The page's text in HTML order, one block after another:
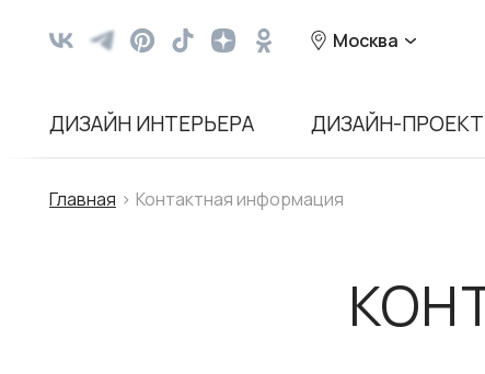
Москва
ДИЗАЙН ИНТЕРЬЕРА ДИЗАЙН-
Главная Контактная информация